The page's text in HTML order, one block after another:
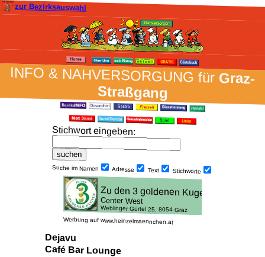
zur Bezirksauswahl
INFO & NAH­VER­SORG­UNG fürGraz-
Straßgang
Stich­wort ein­geben:
Suche im Namen Adresse Text Stich­worte
Werbung auf www.heinzelmaennchen.at
Dejavu
Café Bar Lounge